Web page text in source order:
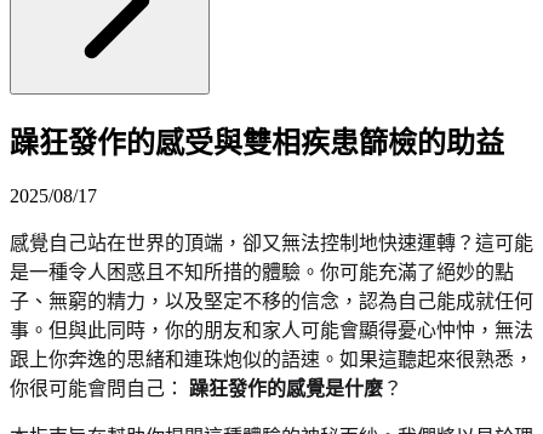
躁狂發作的感受與雙相疾患篩檢的助益
2025/08/17
感覺自己站在世界的頂端，卻又無法控制地快速運轉？這可能
是一種令人困惑且不知所措的體驗。你可能充滿了絕妙的點
子、無窮的精力，以及堅定不移的信念，認為自己能成就任何
事。但與此同時，你的朋友和家人可能會顯得憂心忡忡，無法
跟上你奔逸的思緒和連珠炮似的語速。如果這聽起來很熟悉，
你很可能會問自己： 躁狂發作的感覺是什麼 ？